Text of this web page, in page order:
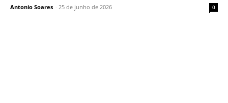
Antonio Soares - 25 de junho de 2026 0